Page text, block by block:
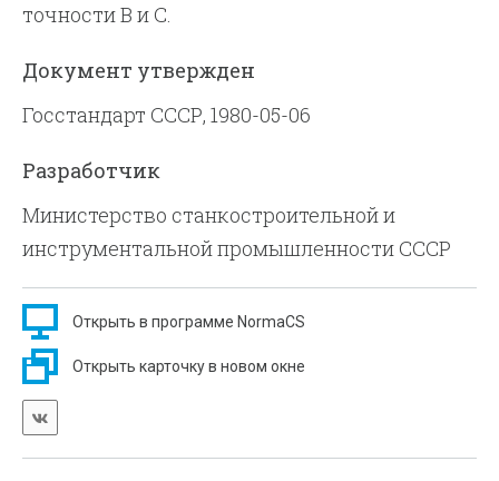
точности В и С.
Документ утвержден
Госстандарт СССР, 1980-05-06
Разработчик
Министерство станкостроительной и
инструментальной промышленности СССР
Открыть в программе NormaCS
Открыть карточку в новом окне